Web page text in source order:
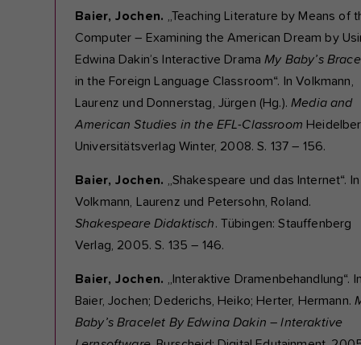
Baier, Jochen. „Teaching Literature by Means of
Computer – Examining the American Dream by
Edwina Dakin’s Interactive DramaMy Baby’s
in the Foreign Language Classroom“. In Volkmann,
Laurenz und Donnerstag, Jürgen (Hg.).Media and
American Studies in the EFL-Classroom
Universitätsverlag Winter, 2008. S. 137 – 156.
Baier, Jochen. „Shakespeare und das Internet“. In
Volkmann, Laurenz und Petersohn, Roland.
Shakespeare Didaktisch. Tübingen: Stauffenberg
Verlag, 2005. S. 135 – 146.
Baier, Jochen. „Interaktive Dramenbehandlung“.
Baier, Jochen; Dederichs, Heiko; Herter, Hermann.
Baby’s Bracelet By Edwina Dakin–lnteraktive